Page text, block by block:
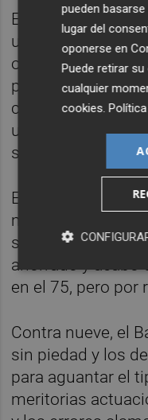
El meta
una acción
optó por un fuerte
pase dentro del
con acierto. Otra
un lanzamiento
sacó el balón con
El Espanyol
momento en el
segunda amarilla
ahorrado y acabó
en el 75, pero por
Contra nueve, el
sin piedad y los
para aguantar el
meritorias
pueden
lugar del
oponerse en
Puede retirar
cualquier
cookies .